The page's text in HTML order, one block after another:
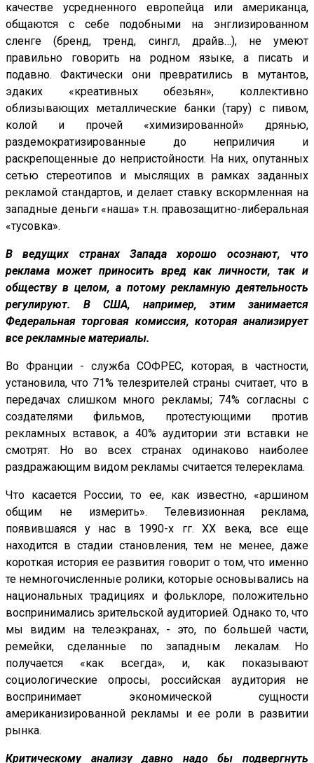
качестве усредненного европейца или американца,
общаются с себе подобными на энглизированном
сленге (бренд, тренд, сингл, драйв…), не умеют
правильно говорить на родном языке, а писать и
подавно. Фактически они превратились в мутантов,
эдаких «креативных обезьян», коллективно
облизывающих металлические банки (тару) с пивом,
колой и прочей «химизированной» дрянью,
раздемократизированные до неприличия и
раскрепощенные до непристойности. На них, опутанных
сетью стереотипов и мыслящих в рамках заданных
рекламой стандартов, и делает ставку вскормленная на
западные деньги «наша» т.н. правозащитно-либеральная
«тусовка».
В ведущих странах Запада хорошо осознают, что
реклама может приносить вред как личности, так и
обществу в целом, а потому рекламную деятельность
регулируют. В США, например, этим занимается
Федеральная торговая комиссия, которая анализирует
все рекламные материалы.
Во Франции - служба СОФРЕС, которая, в частности,
установила, что 71% телезрителей страны считает, что в
передачах слишком много рекламы; 74% согласны с
создателями фильмов, протестующими против
рекламных вставок, а 40% аудитории эти вставки не
смотрят. Но во всех странах одинаково наиболее
раздражающим видом рекламы считается телереклама.
Что касается России, то ее, как известно, «аршином
общим не измерить». Телевизионная реклама,
появившаяся у нас в 1990-х гг. XX века, все еще
находится в стадии становления, тем не менее, даже
короткая история ее развития говорит о том, что именно
те немногочисленные ролики, которые основывались на
национальных традициях и фольклоре, положительно
воспринимались зрительской аудиторией. Однако то, что
мы видим на телеэкранах, - это, по большей части,
ремейки, сделанные по западным лекалам. Но
получается «как всегда», и, как показывают
социологические опросы, российская аудитория не
воспринимает экономической сущности
американизированной рекламы и ее роли в развитии
рынка.
Критическому анализу давно надо бы подвергнуть